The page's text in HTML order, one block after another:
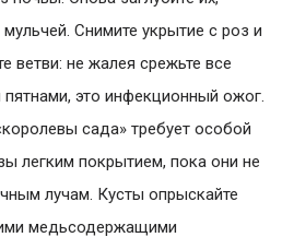
Снимите укрытие с роз и
ветви: не жалея срежьте все
это инфекционный ожог.
сада» требует особой
легким покрытием, пока они не
лучам. Кусты опрыскайте
медьсодержащими